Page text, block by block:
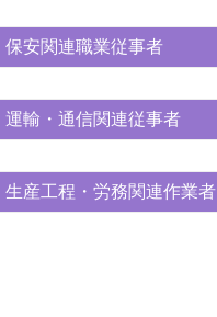
保安関連職業従事者
運輸・通信関連従事者
生産工程・労務関連作業者